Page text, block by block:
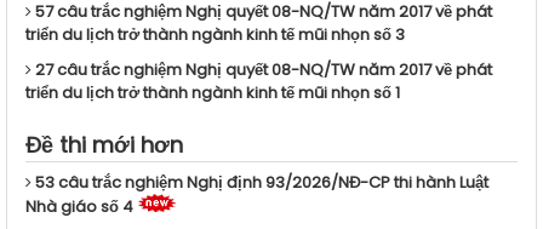
57 câu trắc nghiệm Nghị quyết 08-NQ/TW năm 2017 về phát
triển du lịch trở thành ngành kinh tế mũi nhọn số 3
27 câu trắc nghiệm Nghị quyết 08-NQ/TW năm 2017 về phát
triển du lịch trở thành ngành kinh tế mũi nhọn số 1
Đề thi mới hơn
53 câu trắc nghiệm Nghị định 93/2026/NĐ-CP thi hành Luật
Nhà giáo số 4